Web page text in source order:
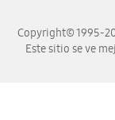
Copyright© 1995-
Este sitio se ve